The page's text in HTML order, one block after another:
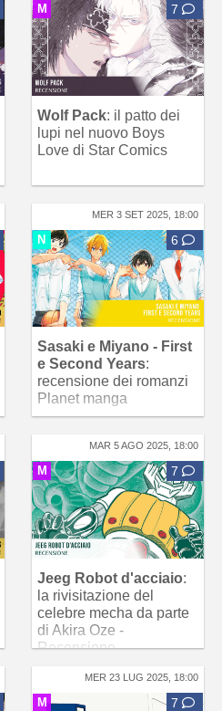
M 7
Wolf Pack: il patto dei
lupi nel nuovo Boys
Love di Star Comics
MER 3 SET 2025, 18:00
N 6
Sasaki e Miyano - First
e Second Years:
recensione dei romanzi
Planet manga
MAR 5 AGO 2025, 18:00
M 7
Jeeg Robot d'acciaio:
la rivisitazione del
celebre mecha da parte
di Akira Oze -
Recensione
MER 23 LUG 2025, 18:00
M 7